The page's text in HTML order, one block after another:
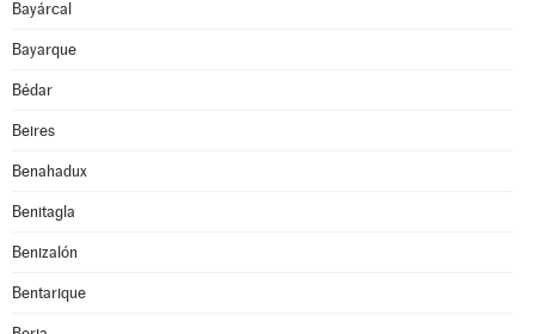
Bayárcal
Bayarque
Bédar
Beires
Benahadux
Benitagla
Benizalón
Bentarique